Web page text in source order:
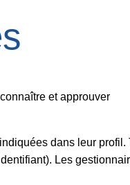
et approuver
dans leur profil.
Les